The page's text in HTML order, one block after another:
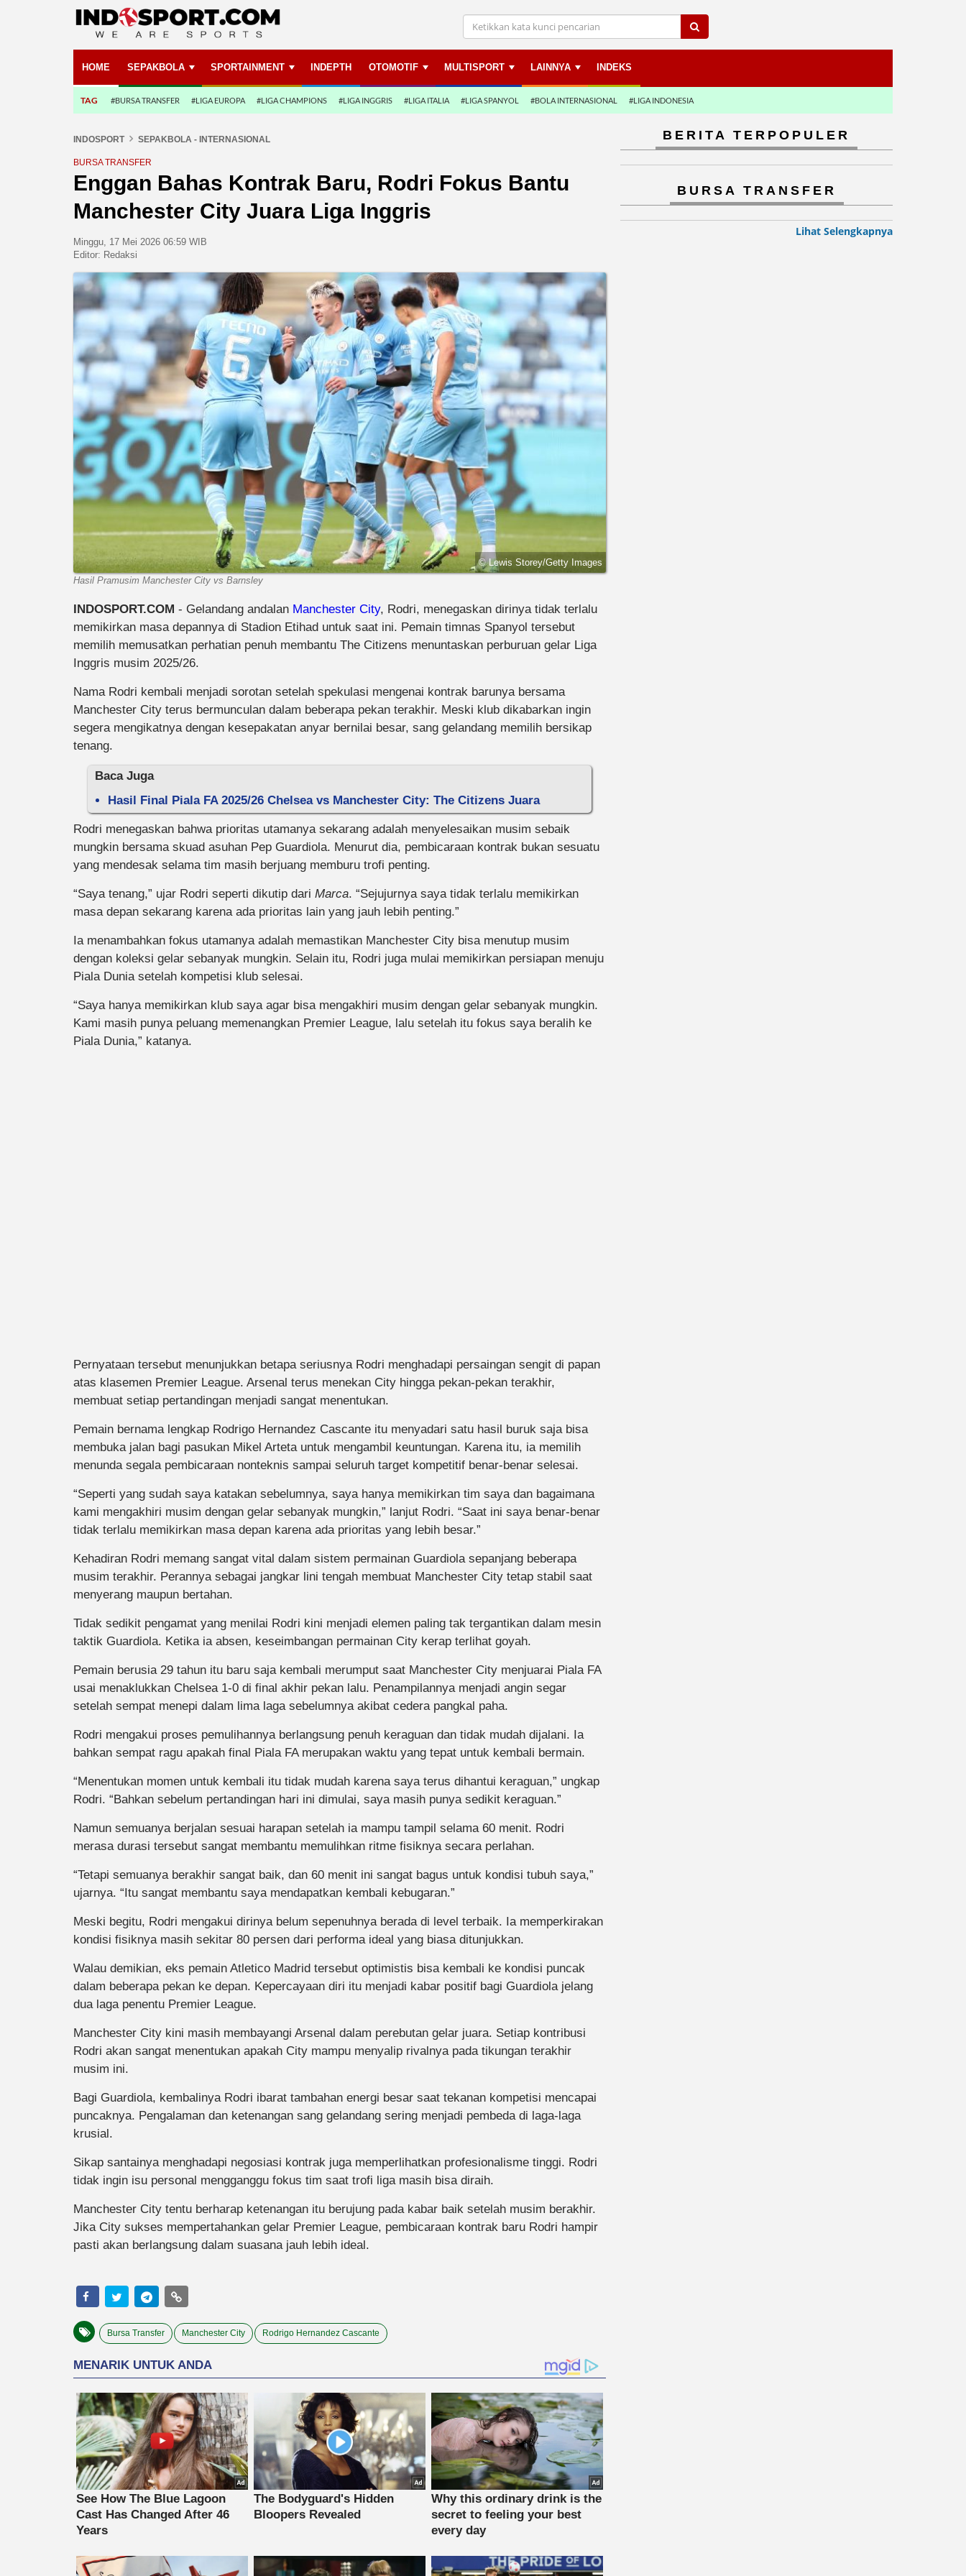
HOME SEPAKBOLA SPORTAINMENT INDEPTH OTOMOTIF MULTISPORT LAINNYA INDEKS
TAG #BURSA TRANSFER #LIGA EUROPA #LIGA CHAMPIONS #LIGA INGGRIS #LIGA ITALIA #LIGA SPANYOL #BOLA INTERNASIONAL #LIGA INDONESIA
INDOSPORT SEPAKBOLA - INTERNASIONAL
BURSA TRANSFER
Enggan Bahas Kontrak Baru, Rodri Fokus Bantu
Manchester City Juara Liga Inggris
Minggu, 17 Mei 2026 06:59 WIB
Editor: Redaksi
© Lewis Storey/Getty Images
Hasil Pramusim Manchester City vs Barnsley
INDOSPORT.COM - Gelandang andalan Manchester City, Rodri, menegaskan dirinya tidak terlalu
memikirkan masa depannya di Stadion Etihad untuk saat ini. Pemain timnas Spanyol tersebut
memilih memusatkan perhatian penuh membantu The Citizens menuntaskan perburuan gelar Liga
Inggris musim 2025/26.
Nama Rodri kembali menjadi sorotan setelah spekulasi mengenai kontrak barunya bersama
Manchester City terus bermunculan dalam beberapa pekan terakhir. Meski klub dikabarkan ingin
segera mengikatnya dengan kesepakatan anyar bernilai besar, sang gelandang memilih bersikap
tenang.
Baca Juga
Hasil Final Piala FA 2025/26 Chelsea vs Manchester City: The Citizens Juara
Rodri menegaskan bahwa prioritas utamanya sekarang adalah menyelesaikan musim sebaik
mungkin bersama skuad asuhan Pep Guardiola. Menurut dia, pembicaraan kontrak bukan sesuatu
yang mendesak selama tim masih berjuang memburu trofi penting.
“Saya tenang,” ujar Rodri seperti dikutip dari Marca. “Sejujurnya saya tidak terlalu memikirkan
masa depan sekarang karena ada prioritas lain yang jauh lebih penting.”
Ia menambahkan fokus utamanya adalah memastikan Manchester City bisa menutup musim
dengan koleksi gelar sebanyak mungkin. Selain itu, Rodri juga mulai memikirkan persiapan menuju
Piala Dunia setelah kompetisi klub selesai.
“Saya hanya memikirkan klub saya agar bisa mengakhiri musim dengan gelar sebanyak mungkin.
Kami masih punya peluang memenangkan Premier League, lalu setelah itu fokus saya beralih ke
Piala Dunia,” katanya.
Pernyataan tersebut menunjukkan betapa seriusnya Rodri menghadapi persaingan sengit di papan
atas klasemen Premier League. Arsenal terus menekan City hingga pekan-pekan terakhir,
membuat setiap pertandingan menjadi sangat menentukan.
Pemain bernama lengkap Rodrigo Hernandez Cascante itu menyadari satu hasil buruk saja bisa
membuka jalan bagi pasukan Mikel Arteta untuk mengambil keuntungan. Karena itu, ia memilih
menunda segala pembicaraan nonteknis sampai seluruh target kompetitif benar-benar selesai.
“Seperti yang sudah saya katakan sebelumnya, saya hanya memikirkan tim saya dan bagaimana
kami mengakhiri musim dengan gelar sebanyak mungkin,” lanjut Rodri. “Saat ini saya benar-benar
tidak terlalu memikirkan masa depan karena ada prioritas yang lebih besar.”
Kehadiran Rodri memang sangat vital dalam sistem permainan Guardiola sepanjang beberapa
musim terakhir. Perannya sebagai jangkar lini tengah membuat Manchester City tetap stabil saat
menyerang maupun bertahan.
Tidak sedikit pengamat yang menilai Rodri kini menjadi elemen paling tak tergantikan dalam mesin
taktik Guardiola. Ketika ia absen, keseimbangan permainan City kerap terlihat goyah.
Pemain berusia 29 tahun itu baru saja kembali merumput saat Manchester City menjuarai Piala FA
usai menaklukkan Chelsea 1-0 di final akhir pekan lalu. Penampilannya menjadi angin segar
setelah sempat menepi dalam lima laga sebelumnya akibat cedera pangkal paha.
Rodri mengakui proses pemulihannya berlangsung penuh keraguan dan tidak mudah dijalani. Ia
bahkan sempat ragu apakah final Piala FA merupakan waktu yang tepat untuk kembali bermain.
“Menentukan momen untuk kembali itu tidak mudah karena saya terus dihantui keraguan,” ungkap
Rodri. “Bahkan sebelum pertandingan hari ini dimulai, saya masih punya sedikit keraguan.”
Namun semuanya berjalan sesuai harapan setelah ia mampu tampil selama 60 menit. Rodri
merasa durasi tersebut sangat membantu memulihkan ritme fisiknya secara perlahan.
“Tetapi semuanya berakhir sangat baik, dan 60 menit ini sangat bagus untuk kondisi tubuh saya,”
ujarnya. “Itu sangat membantu saya mendapatkan kembali kebugaran.”
Meski begitu, Rodri mengakui dirinya belum sepenuhnya berada di level terbaik. Ia memperkirakan
kondisi fisiknya masih sekitar 80 persen dari performa ideal yang biasa ditunjukkan.
Walau demikian, eks pemain Atletico Madrid tersebut optimistis bisa kembali ke kondisi puncak
dalam beberapa pekan ke depan. Kepercayaan diri itu menjadi kabar positif bagi Guardiola jelang
dua laga penentu Premier League.
Manchester City kini masih membayangi Arsenal dalam perebutan gelar juara. Setiap kontribusi
Rodri akan sangat menentukan apakah City mampu menyalip rivalnya pada tikungan terakhir
musim ini.
Bagi Guardiola, kembalinya Rodri ibarat tambahan energi besar saat tekanan kompetisi mencapai
puncaknya. Pengalaman dan ketenangan sang gelandang sering menjadi pembeda di laga-laga
krusial.
Sikap santainya menghadapi negosiasi kontrak juga memperlihatkan profesionalisme tinggi. Rodri
tidak ingin isu personal mengganggu fokus tim saat trofi liga masih bisa diraih.
Manchester City tentu berharap ketenangan itu berujung pada kabar baik setelah musim berakhir.
Jika City sukses mempertahankan gelar Premier League, pembicaraan kontrak baru Rodri hampir
pasti akan berlangsung dalam suasana jauh lebih ideal.
Bursa Transfer Manchester City Rodrigo Hernandez Cascante
BERITA TERPOPULER
BURSA TRANSFER
Lihat Selengkapnya